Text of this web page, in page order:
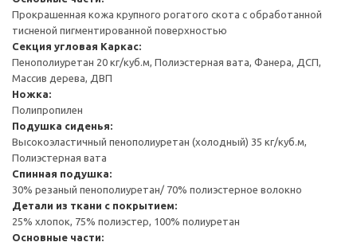
Прокрашенная кожа крупного рогатого скота с обработанной
тисненой пигментированной поверхностью
Секция угловая Каркас:
Пенополиуретан 20 кг/куб.м, Полиэстерная вата, Фанера, ДСП,
Массив дерева, ДВП
Ножка:
Полипропилен
Подушка сиденья:
Высокоэластичный пенополиуретан (холодный) 35 кг/куб.м,
Полиэстерная вата
Спинная подушка:
30% резаный пенополиуретан/ 70% полиэстерное волокно
Детали из ткани с покрытием:
25% хлопок, 75% полиэстер, 100% полиуретан
Основные части: